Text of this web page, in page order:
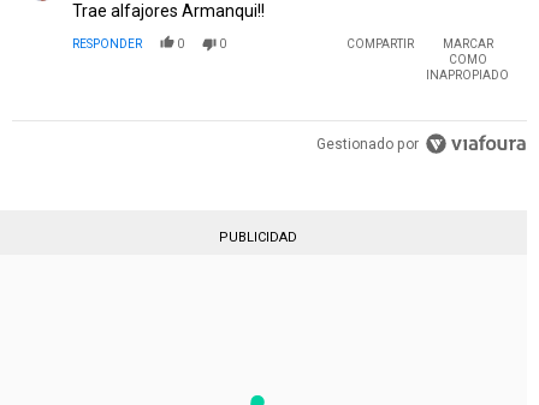
Trae alfajores Armanqui!!
RESPONDER 0 0 COMPARTIR
MARCAR
COMO
INAPROPIADO
Gestionado por
PUBLICIDAD